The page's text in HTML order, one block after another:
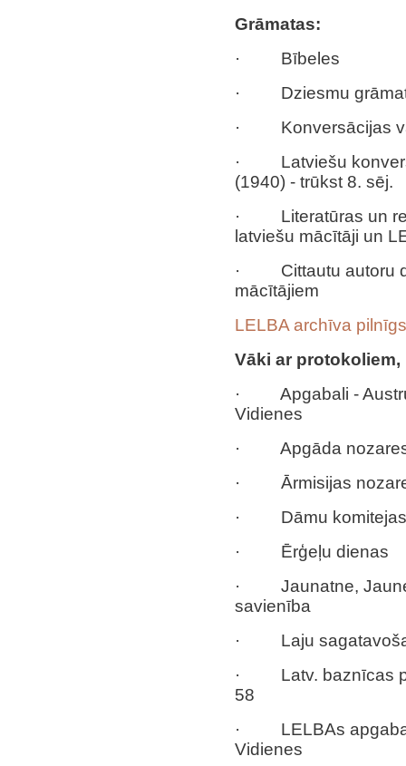
Grāmatas:
· Bībeles
· Dziesmu
· Konversācijas
· Latviešu
(1940) - trūkst 8. sēj.
· Literatūras un
latviešu mācītāji un
· Cittautu autoru
mācītājiem
LELBA archīva
Vāki ar protokoliem,
· Apgabali -
Vidienes
· Apgāda nozares
· Ārmisijas
· Dāmu komitejas
· Ērģeļu dienas
· Jaunatne,
savienība
· Laju
· Latv. baznīcas
58
· LELBAs apgabali
Vidienes